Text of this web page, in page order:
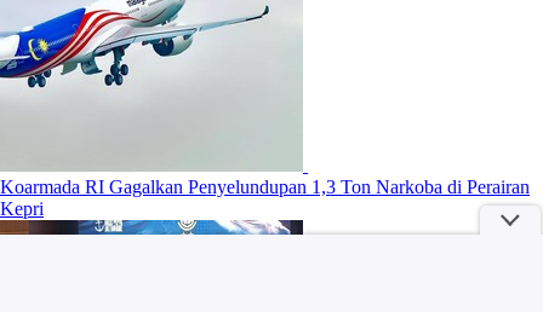
Koarmada RI Gagalkan Penyelundupan 1,3 Ton Narkoba di Perairan
Kepri